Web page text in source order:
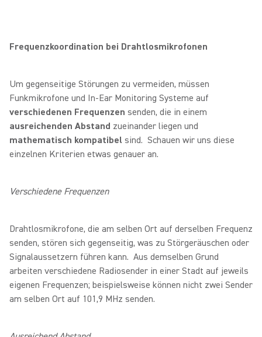
Frequenzkoordination bei Drahtlosmikrofonen
Um gegenseitige Störungen zu vermeiden, müssen
Funkmikrofone und In-Ear Monitoring Systeme auf
verschiedenen Frequenzen senden, die in einem
ausreichenden Abstand zueinander liegen und
mathematisch kompatibel sind. Schauen wir uns diese
einzelnen Kriterien etwas genauer an.
Verschiedene Frequenzen
Drahtlosmikrofone, die am selben Ort auf derselben Frequenz
senden, stören sich gegenseitig, was zu Störgeräuschen oder
Signalaussetzern führen kann. Aus demselben Grund
arbeiten verschiedene Radiosender in einer Stadt auf jeweils
eigenen Frequenzen; beispielsweise können nicht zwei Sender
am selben Ort auf 101,9 MHz senden.